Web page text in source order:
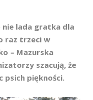
nie lada gratka dla
raz trzeci w
– Mazurska
szacują, że
psich piękności.